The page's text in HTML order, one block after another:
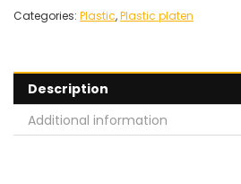
Categories: Plastic,Plastic platen
Description
Additional information